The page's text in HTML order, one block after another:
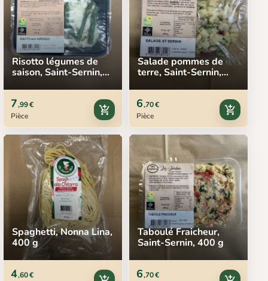
Risotto légumes de
saison, Saint-Sernin,
7,99 €
Pièce
add_shopping_cart
Salade pommes de
terre, Saint-Sernin,
6,70 €
Pièce
add_shopping_cart
Spaghetti, Nonna Lina,
400 g
4,60 €
Taboulé Fraicheur,
Saint-Sernin, 400 g
6,70 €